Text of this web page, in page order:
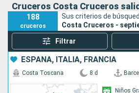
Cruceros Costa Cruceros
188
cruceros
Sus criterios de
Costa Cruceros -
Filtrar
ESPAÑA, ITALIA, FRANCIA
Costa Toscana 8 d
Niños